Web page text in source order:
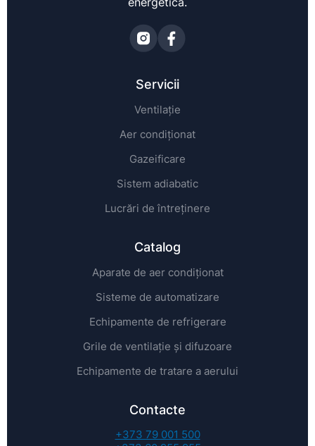
Servicii
Ventilație
Aer condiționat
Gazeificare
Sistem adiabatic
Lucrări de întreținere
Catalog
Aparate de aer condiționat
Sisteme de automatizare
Echipamente de refrigerare
Grile de ventilație și difuzoare
Echipamente de tratare a aerului
Contacte
+373 79 001 500